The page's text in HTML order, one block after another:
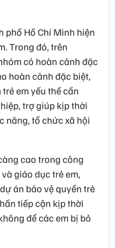
phố Hồ Chí Minh hiện
Trong đó, trên
có hoàn cảnh đặc
hoàn cảnh đặc biệt,
em yếu thế cần
trợ giúp kịp thời
năng, tổ chức xã hội
cao trong công
giáo dục trẻ em,
án bảo vệ quyền trẻ
tiếp cận kịp thời
để các em bị bỏ